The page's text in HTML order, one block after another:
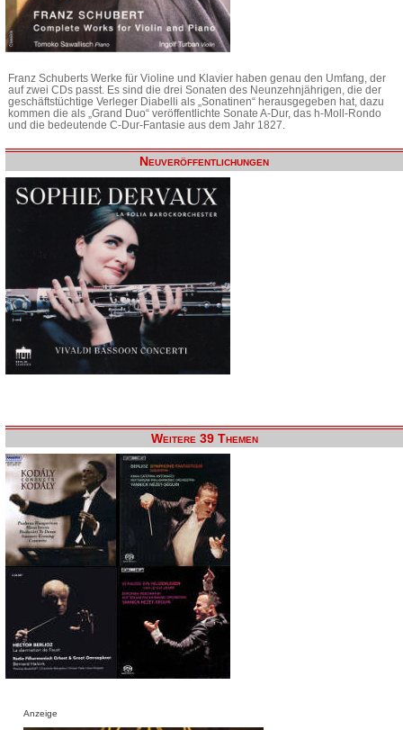
Franz Schuberts Werke für Violine und Klavier haben genau den Umfang, der
auf zwei CDs passt. Es sind die drei Sonaten des Neunzehnjährigen, die der
geschäftstüchtige Verleger Diabelli als „Sonatinen“ herausgegeben hat, dazu
kommen die als „Grand Duo“ veröffentlichte Sonate A-Dur, das h-Moll-Rondo
und die bedeutende C-Dur-Fantasie aus dem Jahr 1827.
Neuveröffentlichungen
Weitere 39 Themen
Anzeige